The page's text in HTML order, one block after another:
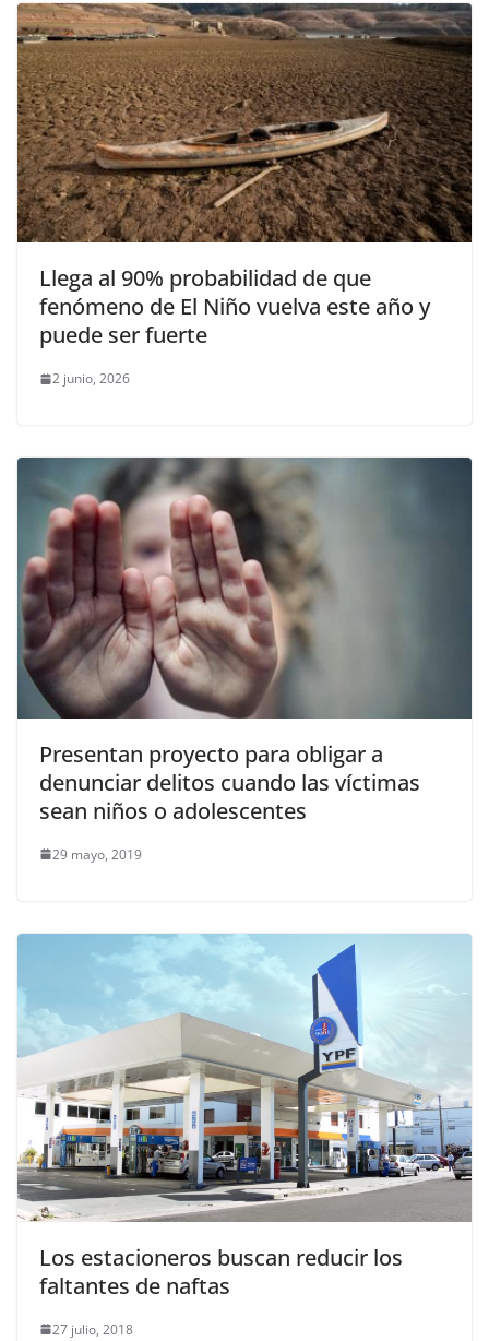
Llega al 90% probabilidad de que
fenómeno de El Niño vuelva este año y
puede ser fuerte
2 junio, 2026
Presentan proyecto para obligar a
denunciar delitos cuando las víctimas
sean niños o adolescentes
29 mayo, 2019
Los estacioneros buscan reducir los
faltantes de naftas
27 julio, 2018